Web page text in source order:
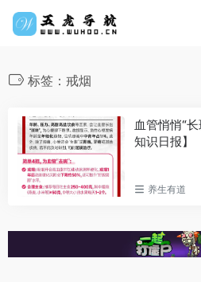
标签：戒烟
血管悄悄“
知识日报】
养生有道